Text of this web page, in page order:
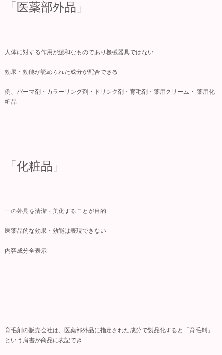
「医薬部外品」
人体に対する作用が緩和なものであり機械器具ではない
効果・効能が認められた成分が配合できる
例、パーマ剤・カラーリング剤・ドリンク剤・育毛剤・薬用クリーム・ 薬用化
粧品
「化粧品」
一の外見を清潔・美化することが目的
医薬品的な効果・効能は表現できない
内容成分全表示
育毛剤の販売会社は、医薬部外品に指定された成分で製品化すると「育毛剤」
という肩書が商品に表記でき